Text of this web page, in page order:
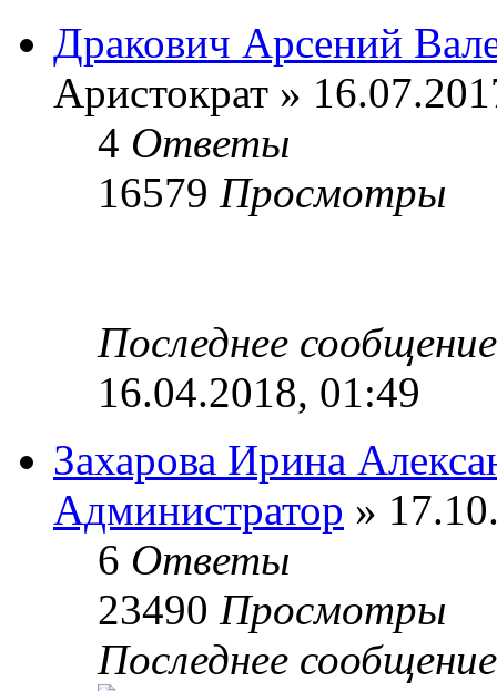
Дракович Арсений
Аристократ »
4 Ответы
16579 Просмотры
Последнее
16.04.2018, 01:49
Захарова Ирина
Администратор »
6 Ответы
23490 Просмотры
Последнее